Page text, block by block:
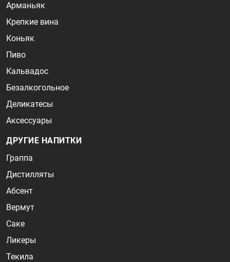
Арманьяк
Крепкие вина
Коньяк
Пиво
Кальвадос
Безалкогольное
Деликатесы
Аксессуары
ДРУГИЕ НАПИТКИ
Граппа
Дистилляты
Абсент
Вермут
Саке
Ликеры
Текила